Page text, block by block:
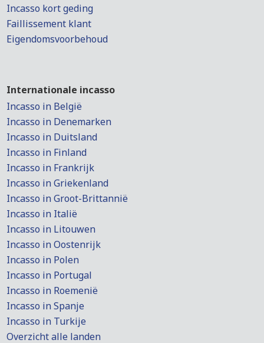
Incasso kort geding
Faillissement klant
Eigendomsvoorbehoud
Internationale incasso
Incasso in België
Incasso in Denemarken
Incasso in Duitsland
Incasso in Finland
Incasso in Frankrijk
Incasso in Griekenland
Incasso in Groot-Brittannië
Incasso in Italië
Incasso in Litouwen
Incasso in Oostenrijk
Incasso in Polen
Incasso in Portugal
Incasso in Roemenië
Incasso in Spanje
Incasso in Turkije
Overzicht alle landen